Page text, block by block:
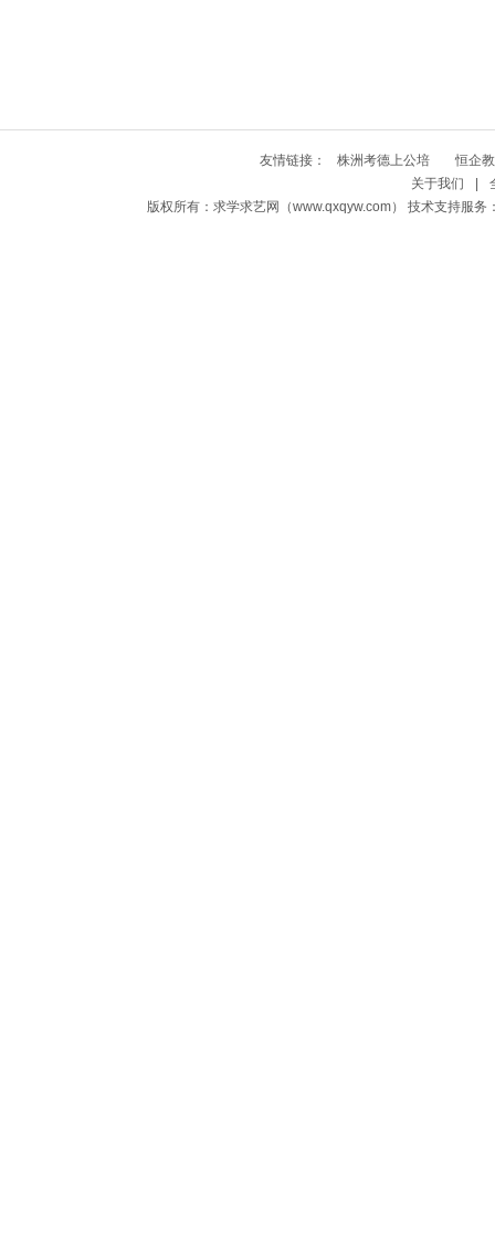
友情链接： 株洲考德上公培
恒企
关于我们
版权所有：求学求艺网（www.qxqyw.com） 技术支持服